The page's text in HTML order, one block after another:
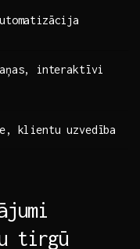
⁢interaktīvi
klientu uzvedība
tirgū